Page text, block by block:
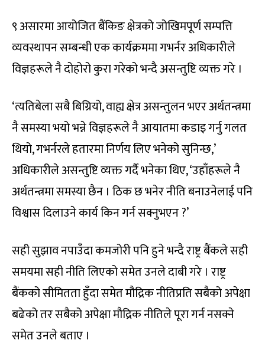
९ असारमा आयोजित बैंकिङ क्षेत्रको जोखिमपूर्ण सम्पत्ति
व्यवस्थापन सम्बन्धी एक कार्यक्रममा गभर्नर अधिकारीले
विज्ञहरूले नै दोहोरो कुरा गरेको भन्दै असन्तुष्टि व्यक्त गरे ।
‘त्यतिबेला सबै बिग्रियो, वाह्य क्षेत्र असन्तुलन भएर अर्थतन्त्रमा
नै समस्या भयो भन्ने विज्ञहरूले नै आयातमा कडाइ गर्नु गलत
थियो, गभर्नरले हतारमा निर्णय लिए भनेको सुनिन्छ,’
अधिकारीले असन्तुष्टि व्यक्त गर्दै भनेका थिए, ‘उहाँहरूले नै
अर्थतन्त्रमा समस्या छैन । ठिक छ भनेर नीति बनाउनेलाई पनि
विश्वास दिलाउने कार्य किन गर्न सक्नुभएन ?’
सही सुझाव नपाउँदा कमजोरी पनि हुने भन्दै राष्ट्र बैंकले सही
समयमा सही नीति लिएको समेत उनले दाबी गरे । राष्ट्र
बैंकको सीमितता हुँदा समेत मौद्रिक नीतिप्रति सबैको अपेक्षा
बढेको तर सबैको अपेक्षा मौद्रिक नीतिले पूरा गर्न नसक्ने
समेत उनले बताए ।